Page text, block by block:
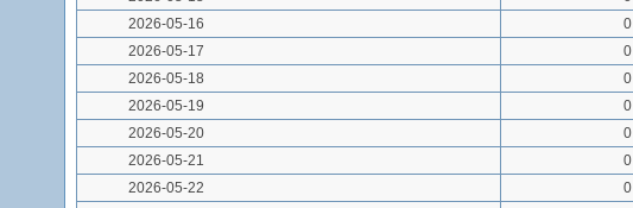
2026-05-16
0
2026-05-17
0
2026-05-18
0
2026-05-19
0
2026-05-20
0
2026-05-21
0
2026-05-22
0